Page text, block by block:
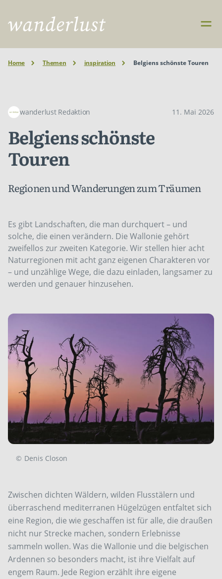
Home Themen inspiration Belgiens schönste Touren
wanderlust Redaktion 11. Mai 2026
Belgiens schönste
Touren
Regionen und Wanderungen zum Träumen
Es gibt Landschaften, die man durchquert – und
solche, die einen ­verändern. Die Wallonie gehört
zweifellos zur zweiten Kategorie. Wir stellen hier acht
Naturregionen mit acht ganz eigenen Charakteren vor
– und unzählige Wege, die dazu einladen, langsamer zu
werden und genauer hinzusehen.
© Denis Closon
Zwischen dichten Wäldern, wilden Flusstälern und
überraschend mediterranen Hügelzügen entfaltet sich
eine Region, die wie geschaffen ist für alle, die draußen
nicht nur Strecke machen, sondern Erlebnisse
sammeln wollen. Was die Wallonie und die belgischen
Ardennen so besonders macht, ist ihre Vielfalt auf
engem Raum. Jede Region erzählt ihre eigene